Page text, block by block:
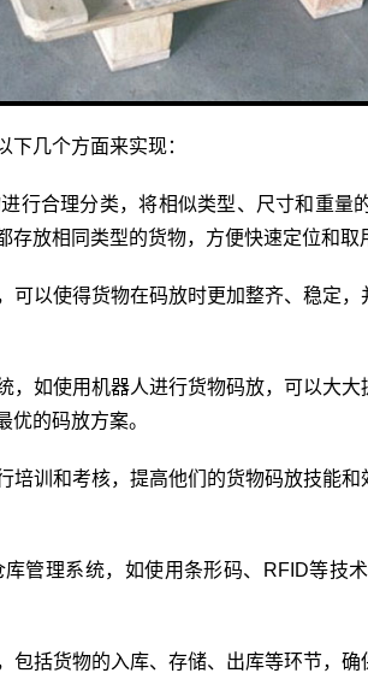
下几个方面来实现：
合理分类，将相似类型、尺寸和重量
放相同类型的货物，方便快速定位和取
以使得货物在码放时更加整齐、稳定
如使用机器人进行货物码放，可以大
的码放方案。
训和考核，提高他们的货物码放技能
理系统，如使用条形码、RFID等技
括货物的入库、存储、出库等环节，